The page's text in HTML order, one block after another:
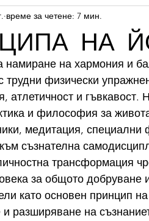
НА
време за четене: 7 мин.
намиране на хармония и
трудни физически
атлетичност и гъвкавост.
и философия за
медитация, специални
съзнателна
трансформация
за общото добруване
като основен принцип
разширяване на